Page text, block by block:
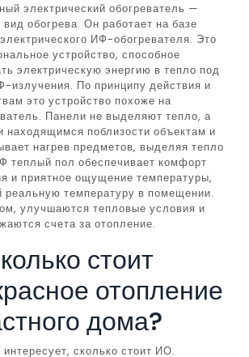
электрический обогреватель —
обогрева. Он работает на базе
ИФ-обогревателя. Это
устройство, способное
электрическую энергию в тепло под
излучения. По принципу действия и
это устройство похоже на
Панели не выделяют тепло, а
находящимся поблизости объектам и
нагрев предметов, выделяя тепло
теплый пол обеспечивает комфорт
и приятное ощущение температуры,
температуру в помещении.
улучшаются тепловые условия и
счета за отопление.
стоит
отопление
дома?
сколько стоит ИО.